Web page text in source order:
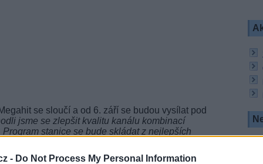
- Do Not Process My Personal Information
se sloučí a od 6. září se budou vysílat pod
jsme se zlepšit kvalitu kanálu kombinací
stanice se bude skládat z nejlepších
světového filmového průmyslu. Moderní trháky
v dopise společnosti Viasat Ukraine, která